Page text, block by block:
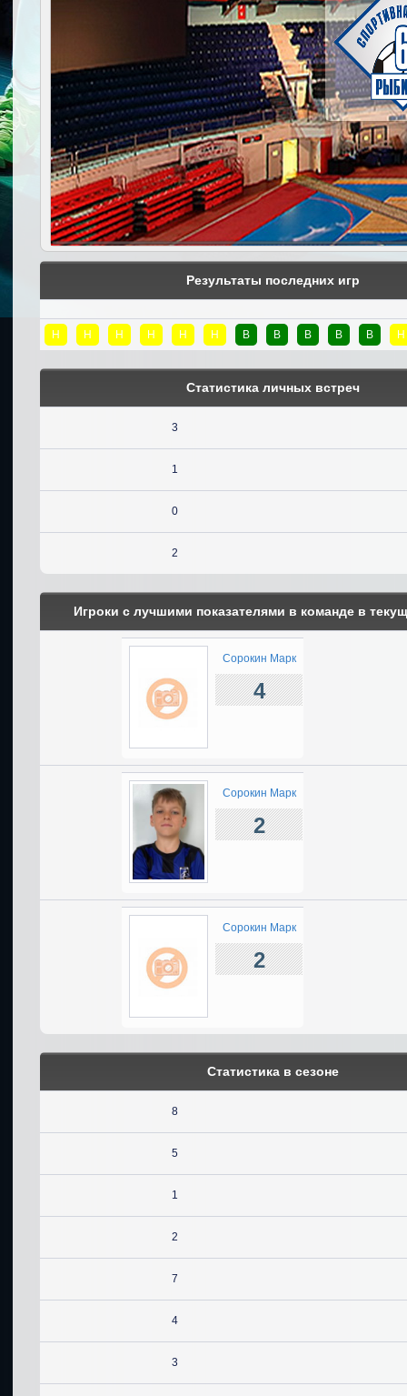
Результаты последних игр
Н Н Н Н Н Н В В В В В Н
Статистика личных встреч
3
1
0
2
Игроки с лучшими показателями в команде в
Сорокин Марк
4
Сорокин Марк
2
Сорокин Марк
2
Статистика в сезоне
8
5
1
2
7
4
3